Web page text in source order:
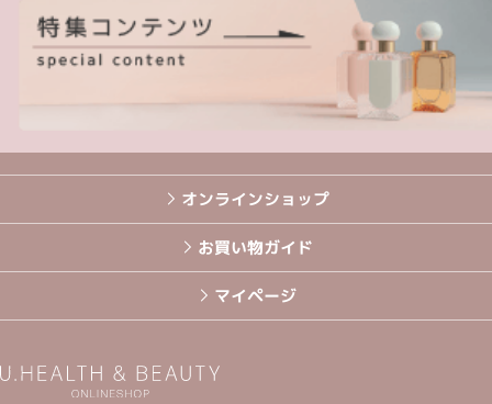
オンラインショップ
お買い物ガイド
マイページ